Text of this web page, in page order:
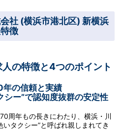
社 (横浜市港北区) 新横浜
徴
の特徴と4つのポイント
の信頼と実績
シー”で認知度抜群の安定性
周年もの長きにわたり、横浜・川
タクシー”と呼ばれ親しまれてき